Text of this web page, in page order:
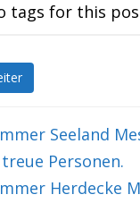
tags for this
Seeland
Personen.
Herdecke